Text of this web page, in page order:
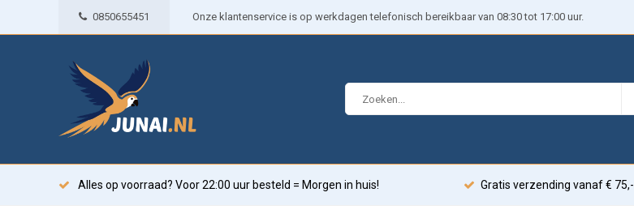
0850655451 Onze klantenservice is op werkdagen telefonisch bereikbaar van 08:30 tot 17:00 uur.
Alles op voorraad? Voor 22:00 uur besteld = Morgen in huis! Gratis verzending vanaf € 75,-